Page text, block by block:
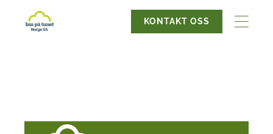
KONTAKT OSS